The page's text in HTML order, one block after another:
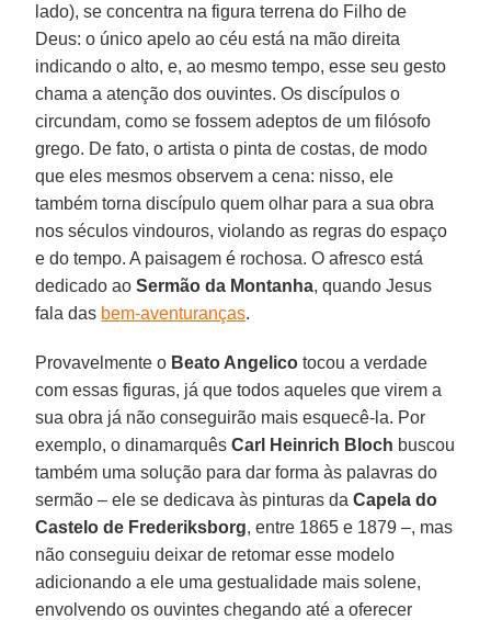
lado), se concentra na figura terrena do Filho de
Deus: o único apelo ao céu está na mão direita
indicando o alto, e, ao mesmo tempo, esse seu gesto
chama a atenção dos ouvintes. Os discípulos o
circundam, como se fossem adeptos de um filósofo
grego. De fato, o artista o pinta de costas, de modo
que eles mesmos observem a cena: nisso, ele
também torna discípulo quem olhar para a sua obra
nos séculos vindouros, violando as regras do espaço
e do tempo. A paisagem é rochosa. O afresco está
dedicado aoSermão da Montanha, quando Jesus
fala das bem-aventuranças.
Provavelmente o Beato Angelico tocou a verdade
com essas figuras, já que todos aqueles que virem a
sua obra já não conseguirão mais esquecê-la. Por
exemplo, o dinamarquêsCarl Heinrich Bloch buscou
também uma solução para dar forma às palavras do
sermão – ele se dedicava às pinturas daCapela do
Castelo de Frederiksborg, entre 1865 e 1879 –, mas
não conseguiu deixar de retomar esse modelo
adicionando a ele uma gestualidade mais solene,
envolvendo os ouvintes chegando até a oferecer